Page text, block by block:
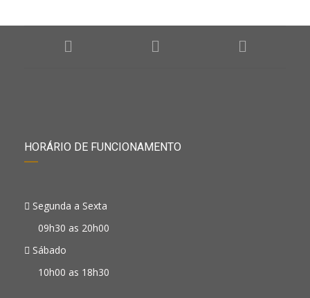
HORÁRIO DE FUNCIONAMENTO
Segunda a Sexta
09h30 as 20h00
Sábado
10h00 as 18h30